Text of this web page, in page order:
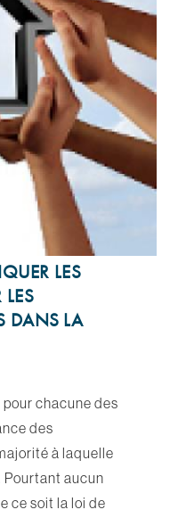
LES
DANS LA
chacune des
des
à laquelle
aucun
ce soit la loi de